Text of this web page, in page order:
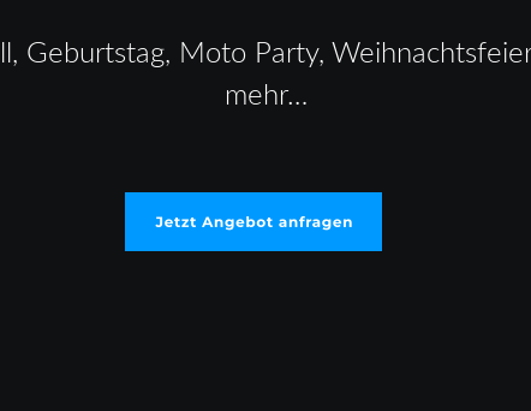
Geburtstag, Moto Party,
mehr…